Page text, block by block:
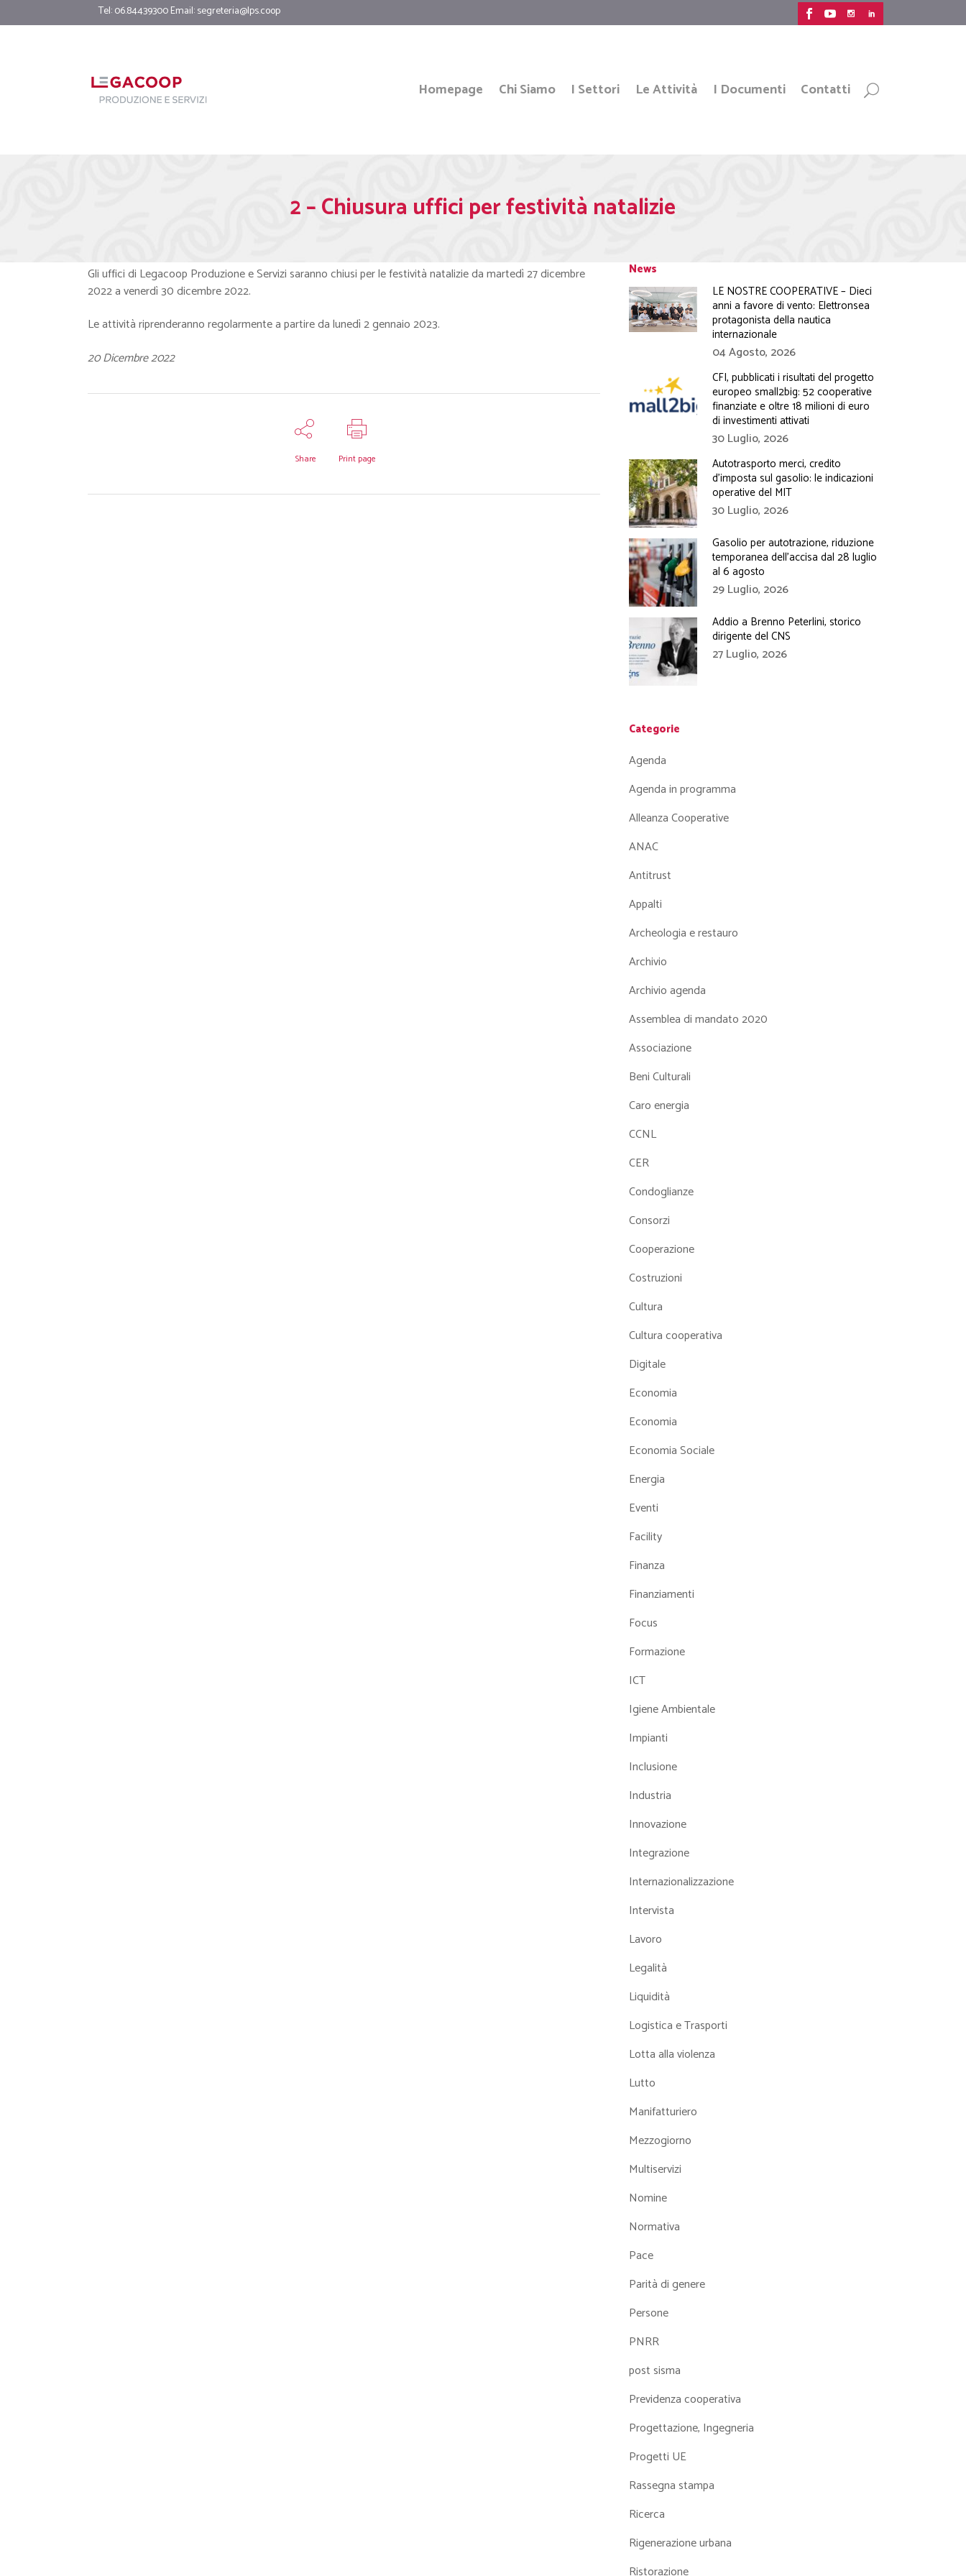
Tel: 06.84439300 Email:segreteria@lps.coop
Homepage Chi Siamo I Settori Le Attività I Documenti Contatti
2 – Chiusura uffici per festività natalizie
Gli uffici di Legacoop Produzione e Servizi saranno chiusi per le festività natalizie da martedì 27 dicembre
2022 a venerdì 30 dicembre 2022.
Le attività riprenderanno regolarmente a partire da lunedì 2 gennaio 2023.
20 Dicembre 2022
Share Print page
News
LE NOSTRE COOPERATIVE – Dieci
anni a favore di vento: Elettronsea
protagonista della nautica
internazionale
04 Agosto, 2026
CFI, pubblicati i risultati del progetto
europeo small2big: 52 cooperative
finanziate e oltre 18 milioni di euro
di investimenti attivati
30 Luglio, 2026
Autotrasporto merci, credito
d’imposta sul gasolio: le indicazioni
operative del MIT
30 Luglio, 2026
Gasolio per autotrazione, riduzione
temporanea dell’accisa dal 28 luglio
al 6 agosto
29 Luglio, 2026
Addio a Brenno Peterlini, storico
dirigente del CNS
27 Luglio, 2026
Categorie
Agenda
Agenda in programma
Alleanza Cooperative
ANAC
Antitrust
Appalti
Archeologia e restauro
Archivio
Archivio agenda
Assemblea di mandato 2020
Associazione
Beni Culturali
Caro energia
CCNL
CER
Condoglianze
Consorzi
Cooperazione
Costruzioni
Cultura
Cultura cooperativa
Digitale
Economia
Economia
Economia Sociale
Energia
Eventi
Facility
Finanza
Finanziamenti
Focus
Formazione
ICT
Igiene Ambientale
Impianti
Inclusione
Industria
Innovazione
Integrazione
Internazionalizzazione
Intervista
Lavoro
Legalità
Liquidità
Logistica e Trasporti
Lotta alla violenza
Lutto
Manifatturiero
Mezzogiorno
Multiservizi
Nomine
Normativa
Pace
Parità di genere
Persone
PNRR
post sisma
Previdenza cooperativa
Progettazione, Ingegneria
Progetti UE
Rassegna stampa
Ricerca
Rigenerazione urbana
Ristorazione